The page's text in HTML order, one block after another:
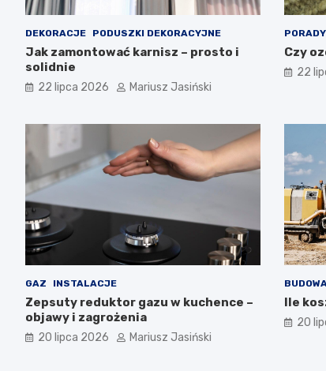
DEKORACJE PODUSZKI DEKORACYJNE
Jak zamontować karnisz – prosto i
solidnie
22 lipca 2026 Mariusz Jasiński
Czy
22
GAZ INSTALACJE
Zepsuty reduktor gazu w kuchence –
objawy i zagrożenia
20 lipca 2026 Mariusz Jasiński
Ile
20